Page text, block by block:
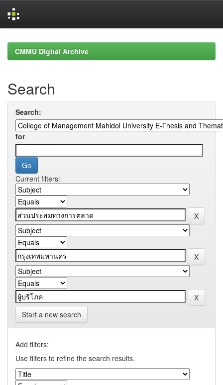
navigationCMMU Digital Archive
Search
Search:
for
Current filters:
Start a new search
Add filters:
Use filters to refine the search results.